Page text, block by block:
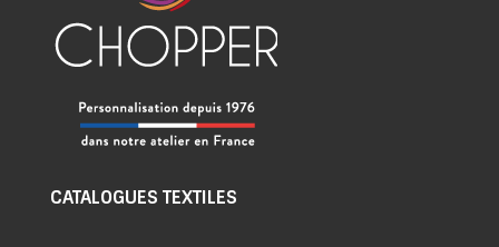
CATALOGUES TEXTILES